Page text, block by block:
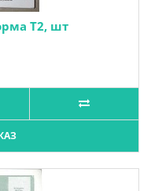
Т2, шт